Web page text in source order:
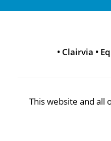
• Clairvia •
This website and all